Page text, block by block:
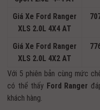
Giá Xe Ford Ranger
XLS 2.0L 4X4 AT
Giá Xe Ford Ranger
XLS 2.0L 4X2 AT
Với 5 phiên bản cùng mức
có thể thấy Ford Ranger
khách hàng.